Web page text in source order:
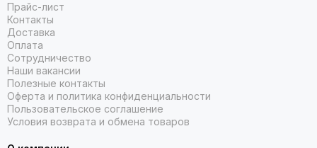
Прайс-лист
Контакты
Доставка
Оплата
Сотрудничество
Наши вакансии
Полезные контакты
Оферта и политика конфиденциальности
Пользовательское соглашение
Условия возврата и обмена товаров